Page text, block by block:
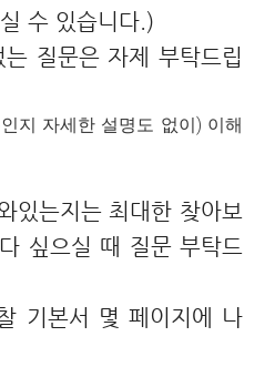
수 있습니다.)
질문은 자제 부탁드립
지 자세한 설명도 없이) 이해
있는지는 최대한 찾아보
싶으실 때 질문 부탁드
기본서 몇 페이지에 나